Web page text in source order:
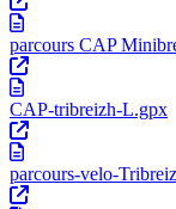
parcours CAP
CAP-tribreizh-L.gpx
parcours-velo-